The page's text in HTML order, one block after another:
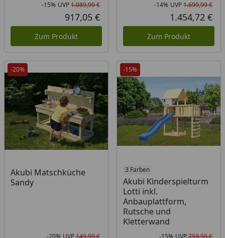
Rabatt in Prozent
-15%
Ursprünglicher Preis
UVP1.089,99 €
Aktueller Preis
917,05 €
Zum Produkt
-14% UVP1.699,99 €
1.454,72 €
Zum Produkt
-20%
Akubi Matschküche
Sandy
-20% UVP149,99 €
-15%
3 Farben
Akubi Kinderspielturm
Lotti inkl.
Anbauplattform,
Rutsche und
Kletterwand
-15% UVP759,99 €